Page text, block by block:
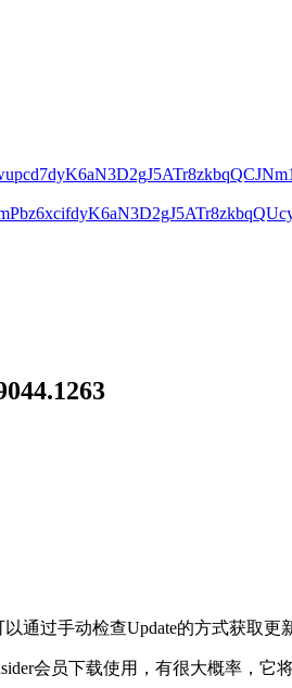
通过手动检查Update的方式获取更
会员下载使用，有很大概率，它